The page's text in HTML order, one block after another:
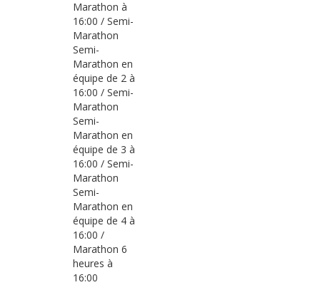
Marathon à
16:00 / Semi-
Marathon
Semi-
Marathon en
équipe de 2 à
16:00 / Semi-
Marathon
Semi-
Marathon en
équipe de 3 à
16:00 / Semi-
Marathon
Semi-
Marathon en
équipe de 4 à
16:00 /
Marathon 6
heures à
16:00